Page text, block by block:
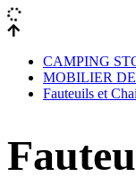
CAMPING
MOBILIER
Fauteuils et